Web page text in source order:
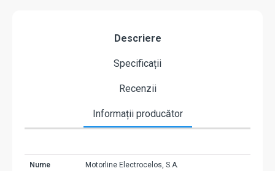
Descriere
Specificații
Recenzii
Informații producător
Nume
Motorline Electrocelos, S.A.